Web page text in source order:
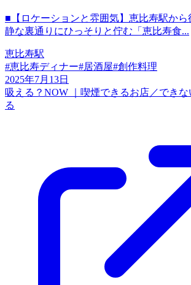
■【ロケーションと雰囲気】恵比寿駅から
静な裏通りにひっそりと佇む「恵比寿食...
恵比寿駅
#恵比寿ディナー#居酒屋#創作料理
2025年7月13日
吸える？NOW ｜喫煙できるお店／でき
る